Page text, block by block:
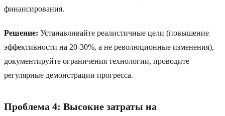
финансирования.
Решение: Устанавливайте реалистичные цели (повышение
эффективности на 20-30%, а не революционные изменения),
документируйте ограничения технологии, проводите
регулярные демонстрации прогресса.
Проблема 4: Высокие затраты на